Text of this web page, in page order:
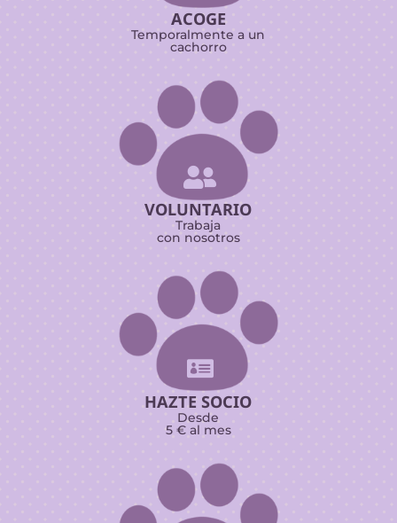
ACOGE
Temporalmente a un
cachorro

VOLUNTARIO
Trabaja
con nosotros

HAZTE SOCIO
Desde
5 € al mes